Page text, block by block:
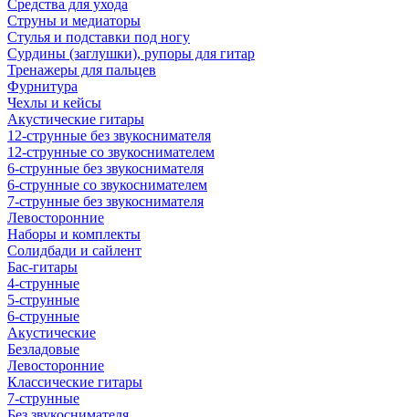
Средства для ухода
Струны и медиаторы
Стулья и подставки под ногу
Сурдины (заглушки), рупоры для гитар
Тренажеры для пальцев
Фурнитура
Чехлы и кейсы
Акустические гитары
12-струнные без звукоснимателя
12-струнные со звукоснимателем
6-струнные без звукоснимателя
6-струнные со звукоснимателем
7-струнные без звукоснимателя
Левосторонние
Наборы и комплекты
Солидбади и сайлент
Бас-гитары
4-струнные
5-струнные
6-струнные
Акустические
Безладовые
Левосторонние
Классические гитары
7-струнные